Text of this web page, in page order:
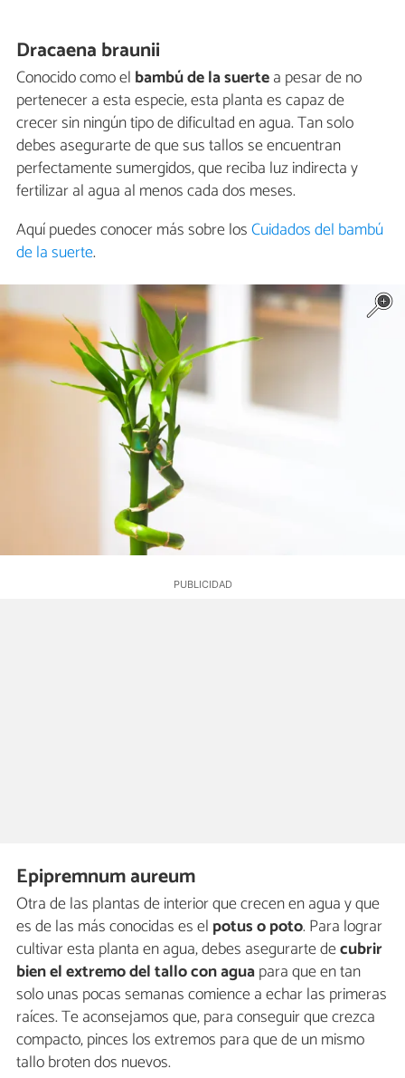
Dracaena braunii
Conocido como el bambú de la suertea pesar de no
pertenecer a esta especie, esta planta es capaz de
crecer sin ningún tipo de dificultad en agua. Tan solo
debes asegurarte de que sus tallos se encuentran
perfectamente sumergidos, que reciba luz indirecta y
fertilizar al agua al menos cada dos meses.
Aquí puedes conocer más sobre losCuidados del bambú
de la suerte.
Epipremnum aureum
Otra de las plantas de interior que crecen en agua y que
es de las más conocidas es el potus o poto. Para lograr
cultivar esta planta en agua, debes asegurarte decubrir
bien el extremo del tallo con aguapara que en tan
solo unas pocas semanas comience a echar las primeras
raíces. Te aconsejamos que, para conseguir que crezca
compacto, pinces los extremos para que de un mismo
tallo broten dos nuevos.